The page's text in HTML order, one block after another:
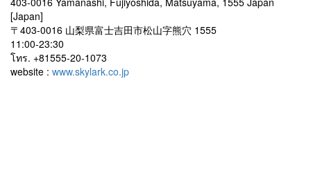
[Japan]
〒403-0016 山梨県富士吉田市松山字熊穴 1555
11:00-23:30
โทร. +81555-20-1073
website : www.skylark.co.jp